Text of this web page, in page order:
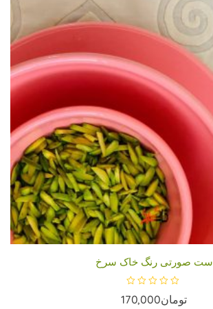
ست صورتی رنگ خاک سرخ
م
تومان170,000